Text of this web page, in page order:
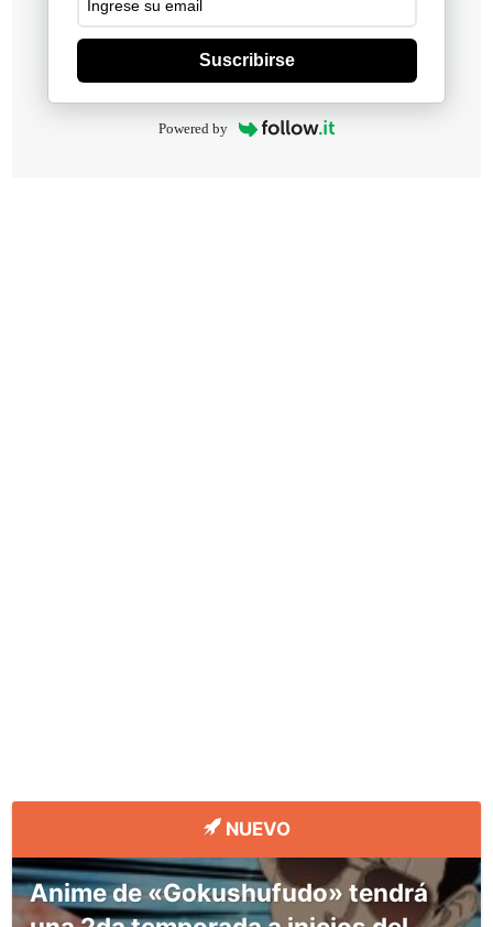
Suscribirse
Powered by
NUEVO
Anime de «Gokushufudo» tendrá